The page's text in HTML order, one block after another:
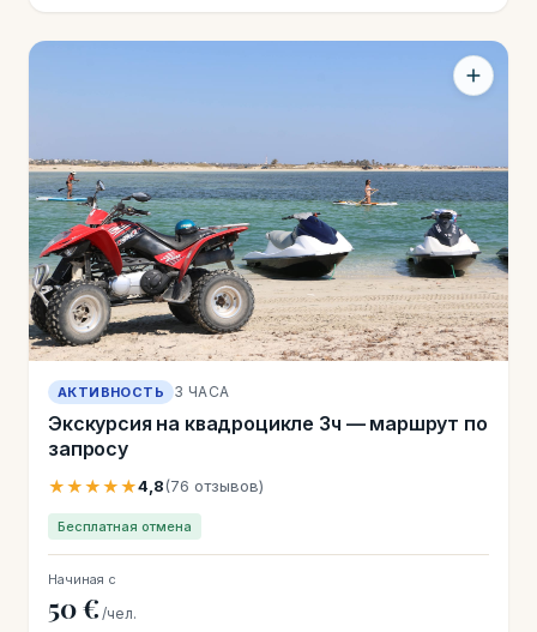
АКТИВНОСТЬ 3 ЧАСА
Экскурсия на квадроцикле 3ч — маршрут по
запросу
★★★★★4,8(76 отзывов)
Бесплатная отмена
Начиная с
50 € /чел.